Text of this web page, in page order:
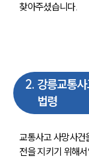
찾아주셨습니다.
2. 강릉교통
법령
교통사고 사망사건
전을 지키기 위해서